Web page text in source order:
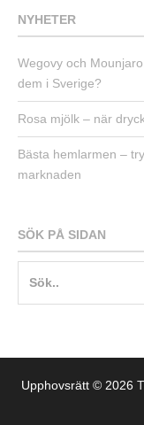
NYHETER
Wegovy och
dem i Sverige?
Rosa mjölk – när
Bästa hemlarmen –
marknaden
SÖK PÅ SIDAN
Upphovsrätt © 2026